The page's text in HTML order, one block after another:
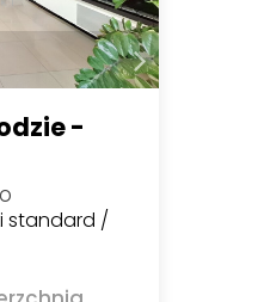
-
standard /